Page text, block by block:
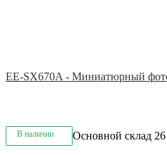
EE-SX670A - Миниатюрный
В наличии Основной склад